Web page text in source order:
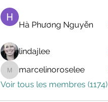
Hà Phương Nguyễn
lindajlee
marcelinoroselee
marcelinoroselee
Voir tous les membres (1174)